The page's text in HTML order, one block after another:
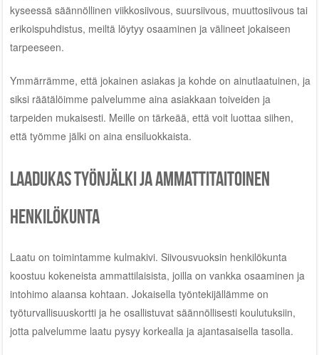
kyseessä säännöllinen viikkosiivous, suursiivous, muuttosiivous tai
erikoispuhdistus, meiltä löytyy osaaminen ja välineet jokaiseen
tarpeeseen.
Ymmärrämme, että jokainen asiakas ja kohde on ainutlaatuinen, ja
siksi räätälöimme palvelumme aina asiakkaan toiveiden ja
tarpeiden mukaisesti. Meille on tärkeää, että voit luottaa siihen,
että työmme jälki on aina ensiluokkaista.
Laadukas työnjälki ja ammattitaitoinen
henkilökunta
Laatu on toimintamme kulmakivi. Siivousvuoksin henkilökunta
koostuu kokeneista ammattilaisista, joilla on vankka osaaminen ja
intohimo alaansa kohtaan. Jokaisella työntekijällämme on
työturvallisuuskortti ja he osallistuvat säännöllisesti koulutuksiin,
jotta palvelumme laatu pysyy korkealla ja ajantasaisella tasolla.